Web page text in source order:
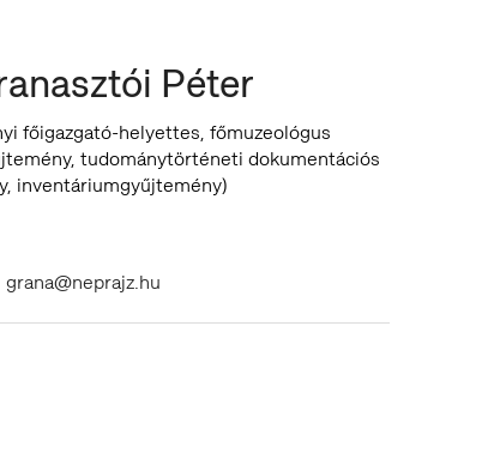
Péter
főigazgató-helyettes, főmuzeológus
tudománytörténeti dokumentációs
inventáriumgyűjtemény)
grana@neprajz.hu